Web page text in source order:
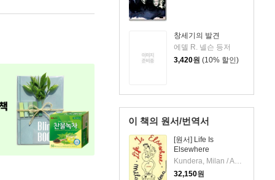
창세기의 발견
에델 R. 넬슨 등저
3,420원 (10% 할인)
이 책의 원서/번역서
[원서] Life Is
Elsewhere
Kundera, Milan / Asher, Aaron
32,150원